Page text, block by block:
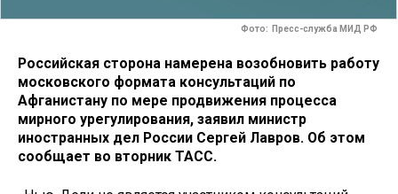
Фото: Пресс-служба МИД РФ
Российская сторона намерена возобновить работу
московского формата консультаций по
Афганистану по мере продвижения процесса
мирного урегулирования, заявил министр
иностранных дел России Сергей Лавров. Об этом
сообщает во вторник ТАСС.